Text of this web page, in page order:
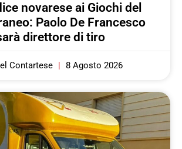
novarese ai Giochi del
Paolo De Francesco
direttore di tiro
Contartese 8 Agosto 2026